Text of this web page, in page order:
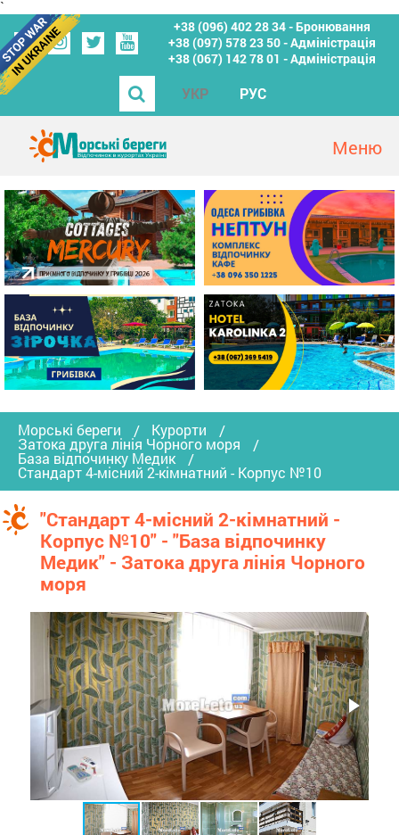
`
+38 (096) 402 28 34 - Бронювання
+38 (097) 578 23 50 - Адміністрація
+38 (067) 142 78 01 - Адміністрація
УКР РУС
Морські береги Курорти
Затока друга лінія Чорного моря
База відпочинку Медик
Стандарт 4-місний 2-кімнатний - Корпус №10
"Стандарт 4-місний 2-кімнатний -
Корпус №10" - "База відпочинку
Медик" - Затока друга лінія Чорного
моря